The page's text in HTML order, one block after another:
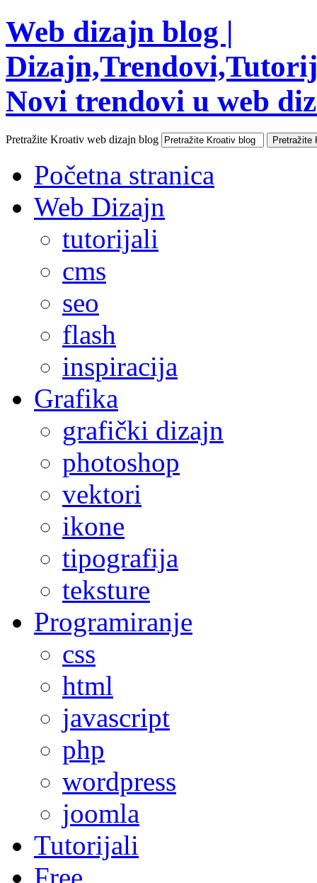
Web dizajn blog |
Novi trendovi u web
Pretražite Kroativ web dizajn blog
Početna stranica
Web Dizajn
tutorijali
cms
seo
flash
inspiracija
Grafika
grafički dizajn
photoshop
vektori
ikone
tipografija
teksture
Programiranje
css
html
javascript
php
wordpress
joomla
Tutorijali
Free